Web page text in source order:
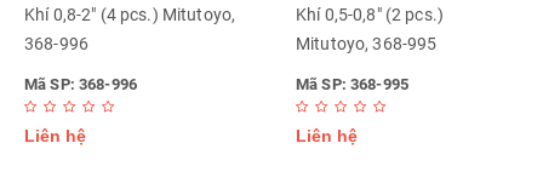
Khí 0,8-2" (4 pcs.) Mitutoyo,
368-996
Mã SP: 368-996
Liên hệ
Khí 0,5-0,8" (2 pcs.)
Mitutoyo, 368-995
Mã SP: 368-995
Liên hệ